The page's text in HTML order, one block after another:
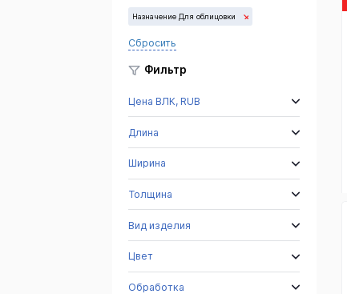
Назначение Для облицовки
Сбросить
Фильтр
Цена ВЛК, RUB
Длина
Ширина
Толщина
Вид изделия
Цвет
Обработка